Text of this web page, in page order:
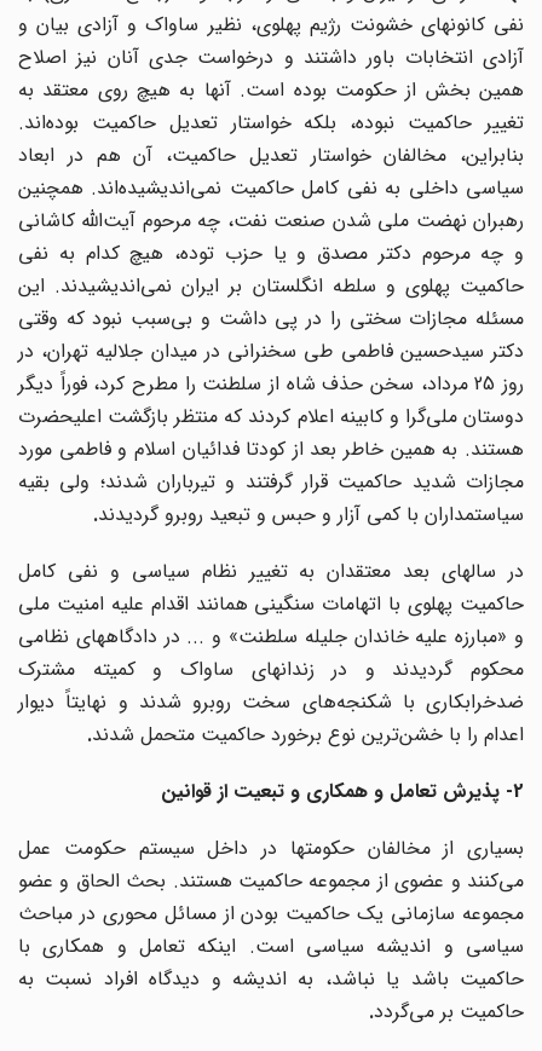
نفی کانونهای خشونت‌ رژیم پهلوی، نظیر ساواک و آزادی بیان و
آزادی انتخابات باور داشتند و درخواست جدی آنان نیز اصلاح
همین بخش از حکومت بوده است. آنها به هیچ روی معتقد به
تغییر حاکمیت نبوده، بلکه خواستار تعدیل حاکمیت بوده‌اند.
بنابراین، مخالفان خواستار تعدیل حاکمیت، آن هم در ابعاد
سیاسی داخلی به نفی کامل حاکمیت نمی‌اندیشیده‌اند. همچنین
رهبران نهضت ملی شدن صنعت نفت، چه مرحوم آیت‌الله کاشانی
و چه مرحوم دکتر مصدق و یا حزب توده، هیچ کدام به نفی
حاکمیت پهلوی و سلطه انگلستان بر ایران نمی‌اندیشیدند. این
مسئله مجازات سختی را در پی داشت و بی‌سبب نبود که وقتی
دکتر سیدحسین فاطمی طی سخنرانی در میدان جلالیه تهران، در
روز 25 مرداد، سخن حذف شاه از سلطنت را مطرح کرد، فوراً دیگر
دوستان ملی‌گرا و کابینه اعلام کردند که منتظر بازگشت اعلیحضرت
هستند. به همین خاطر بعد از کودتا فدائیان اسلام و فاطمی مورد
مجازات شدید حاکمیت قرار گرفتند و تیرباران شدند؛ ولی بقیه
سیاستمداران با کمی آزار و حبس و تبعید روبرو گردیدند.
در سالهای بعد معتقدان به تغییر نظام سیاسی و نفی کامل
حاکمیت پهلوی با اتهامات سنگینی همانند اقدام علیه امنیت ملی
و «مبارزه علیه خاندان جلیله سلطنت» و ... در دادگاههای نظامی
محکوم گردیدند و در زندانهای ساواک و کمیته مشترک
ضدخرابکاری با شکنجه‌های سخت روبرو شدند و نهایتاً دیوار
اعدام را با خشنترین نوع برخورد حاکمیت متحمل شدند.
پذیرش تعامل و همکاری و تبعیت از قوانین
بسیاری از مخالفان حکومتها در داخل سیستم حکومت عمل
می‌کنند و عضوی از مجموعه حاکمیت هستند. بحث الحاق و عضو
مجموعه سازمانی یک حاکمیت بودن از مسائل محوری در مباحث
سیاسی و اندیشه سیاسی است. اینکه تعامل و همکاری با
حاکمیت باشد یا نباشد، به اندیشه و دیدگاه افراد نسبت به
حاکمیت بر می‌گردد.